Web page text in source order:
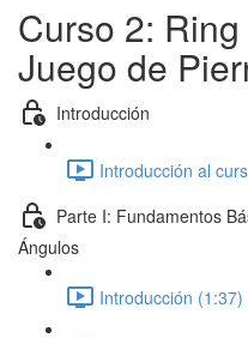
Curso 2:
Juego de
Introducción
Introducción al
Parte I: Fundamentos
Ángulos
Introducción (1:37)